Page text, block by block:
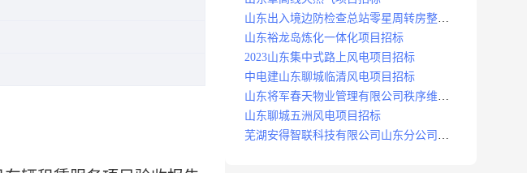
山东出入境边防检查总站零星周转房整修
项目招标中标
山东裕龙岛炼化一体化项目招标
2023山东集中式路上风电项目招标
中电建山东聊城临清风电项目招标
山东将军春天物业管理有限公司秩序维护
服务项目招标公告
山东聊城五洲风电项目招标
芜湖安得智联科技有限公司山东分公司济